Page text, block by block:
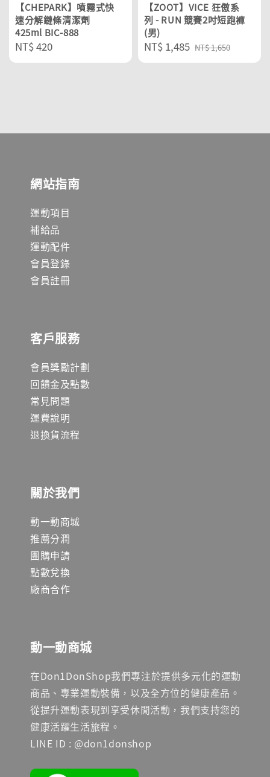
【CHEPARK】噴霧式快
速分解鏈條清潔劑
425ml BIC-888
Regular
price
NT$ 420
【ZOOT】VICE 狂傲系
列 - RUN 競賽2吋短跑褲
(男)
Sale
price
NT$ 1,485 Regular
price
NT$ 1,650
網站指南
運動項目
補給品
運動配件
會員登錄
會員註冊
客戶服務
會員獎勵計劃
回饋金及點數
常見問題
運費說明
退換貨流程
關於我們
動一動商城
推薦分潤
團購申請
點數兌換
廠商合作
動一動商城
在Don1DonShop我們專注於提供多元化的運動
商品、專業運動裝備，以及全方位的健康產品。
從提升運動表現到享受休閒活動，我們支持您的
健康活躍生活旅程。
LINE ID : @don1donshop